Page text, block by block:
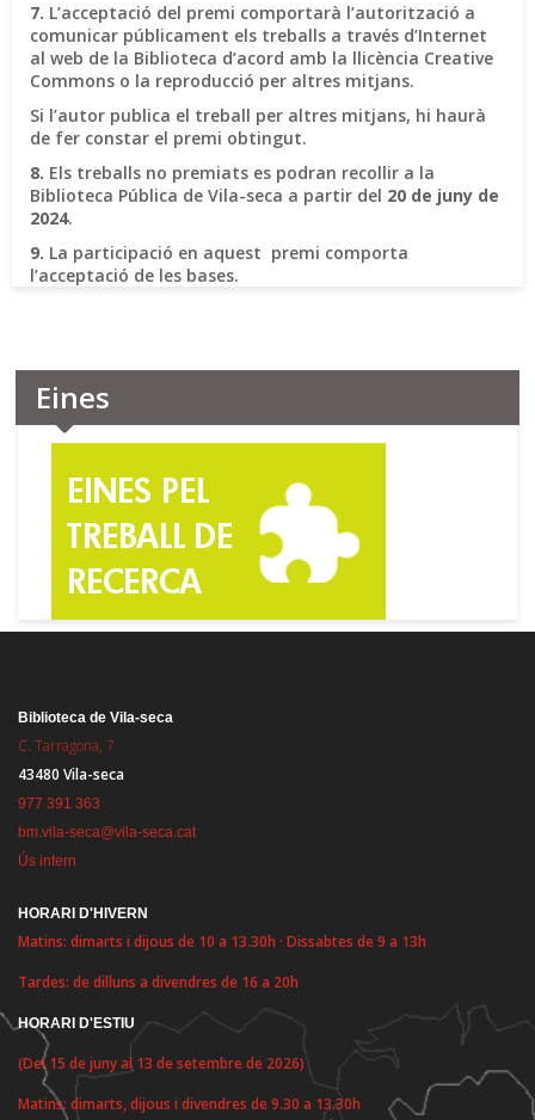
7. L’acceptació del premi comportarà l’autorització a
comunicar públicament els treballs a través d’Internet
al web de la Biblioteca d’acord amb la llicència Creative
Commons o la reproducció per altres mitjans.
Si l’autor publica el treball per altres mitjans, hi haurà
de fer constar el premi obtingut.
8. Els treballs no premiats es podran recollir a la
Biblioteca Pública de Vila-seca a partir del 20 de juny de
2024.
9. La participació en aquest premi comporta
l’acceptació de les bases.
Eines
Biblioteca de Vila-seca
C. Tarragona, 7
43480 Vila-seca
977 391 363
bm.vila-seca@vila-seca.cat
Ús intern
HORARI D'HIVERN
Matins: dimarts i dijous de 10 a 13.30h · Dissabtes de 9 a 13h
Tardes: de dilluns a divendres de 16 a 20h
HORARI D'ESTIU
(Del 15 de juny al 13 de setembre de 2026)
Matins: dimarts, dijous i divendres de 9.30 a 13.30h